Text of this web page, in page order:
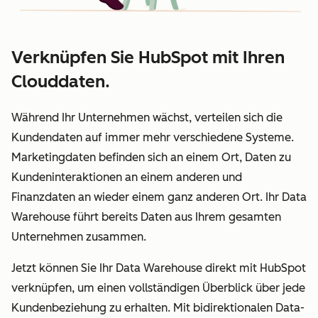
Verknüpfen Sie HubSpot mit Ihren
Clouddaten.
Während Ihr Unternehmen wächst, verteilen sich die
Kundendaten auf immer mehr verschiedene Systeme.
Marketingdaten befinden sich an einem Ort, Daten zu
Kundeninteraktionen an einem anderen und
Finanzdaten an wieder einem ganz anderen Ort. Ihr Data
Warehouse führt bereits Daten aus Ihrem gesamten
Unternehmen zusammen.
Jetzt können Sie Ihr Data Warehouse direkt mit HubSpot
verknüpfen, um einen vollständigen Überblick über jede
Kundenbeziehung zu erhalten. Mit bidirektionalen Data-